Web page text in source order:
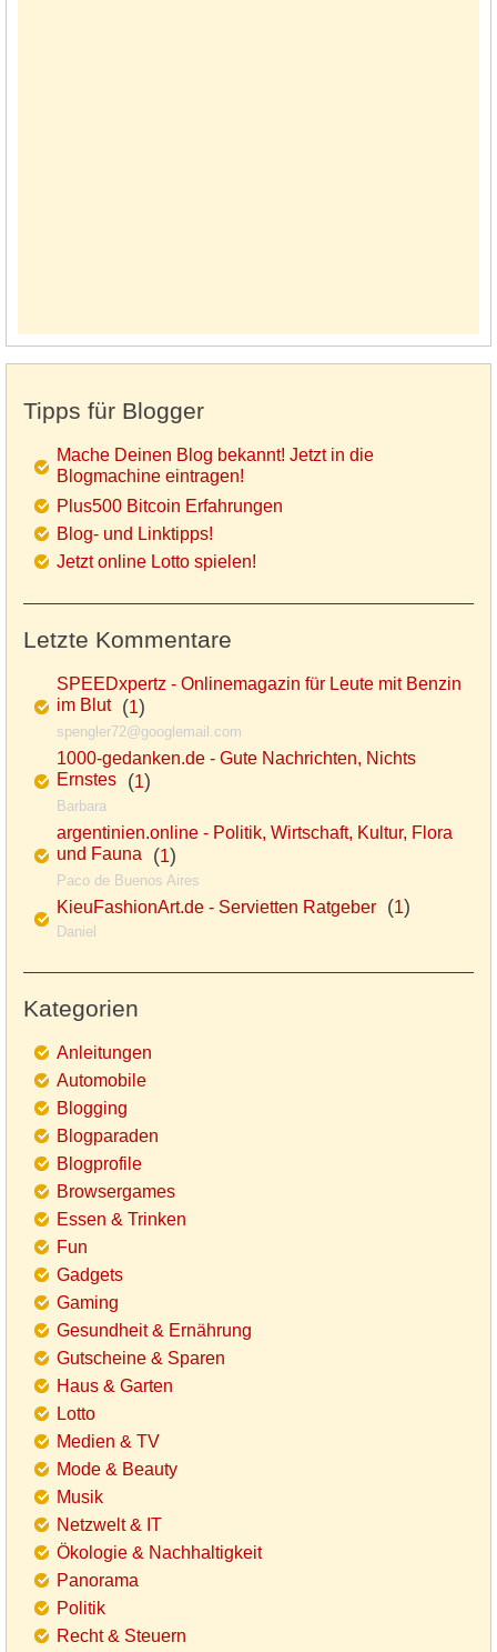
Tipps für Blogger
Mache Deinen Blog bekannt! Jetzt in die
Blogmachine eintragen!
Plus500 Bitcoin Erfahrungen
Blog- und Linktipps!
Jetzt online Lotto spielen!
Letzte Kommentare
SPEEDxpertz - Onlinemagazin für Leute mit Benzin
im Blut(1)
spengler72@googlemail.com
1000-gedanken.de - Gute Nachrichten, Nichts
Ernstes (1)
Barbara
argentinien.online - Politik, Wirtschaft, Kultur, Flora
und Fauna (1)
Paco de Buenos Aires
KieuFashionArt.de - Servietten Ratgeber (1)
Daniel
Kategorien
Anleitungen
Automobile
Blogging
Blogparaden
Blogprofile
Browsergames
Essen & Trinken
Fun
Gadgets
Gaming
Gesundheit & Ernährung
Gutscheine & Sparen
Haus & Garten
Lotto
Medien & TV
Mode & Beauty
Musik
Netzwelt & IT
Ökologie & Nachhaltigkeit
Panorama
Politik
Recht & Steuern